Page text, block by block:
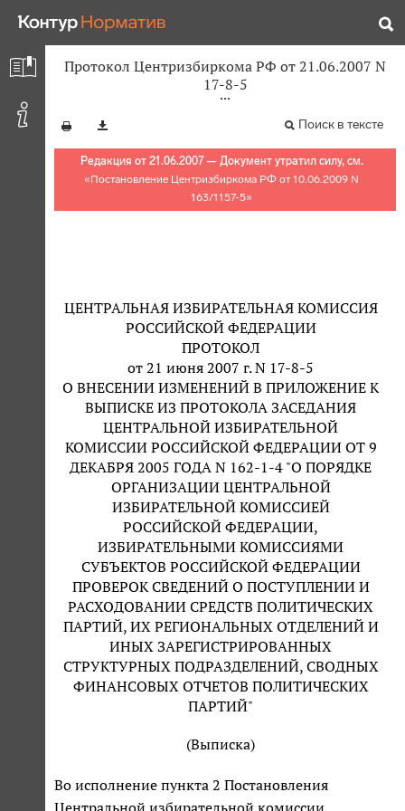
Протокол Центризбиркома РФ от 21.06.2007 N
17-8-5
Поиск в тексте
Редакция от 21.06.2007 — Документ утратил силу, см.
«Постановление Центризбиркома РФ от 10.06.2009 N
163/1157-5»
ЦЕНТРАЛЬНАЯ ИЗБИРАТЕЛЬНАЯ КОМИССИЯ
РОССИЙСКОЙ ФЕДЕРАЦИИ
ПРОТОКОЛ
от 21 июня 2007 г. N 17-8-5
О ВНЕСЕНИИ ИЗМЕНЕНИЙ В ПРИЛОЖЕНИЕ К
ВЫПИСКЕ ИЗ ПРОТОКОЛА ЗАСЕДАНИЯ
ЦЕНТРАЛЬНОЙ ИЗБИРАТЕЛЬНОЙ
КОМИССИИ РОССИЙСКОЙ ФЕДЕРАЦИИ ОТ 9
ДЕКАБРЯ 2005 ГОДА N 162-1-4 "О ПОРЯДКЕ
ОРГАНИЗАЦИИ ЦЕНТРАЛЬНОЙ
ИЗБИРАТЕЛЬНОЙ КОМИССИЕЙ
РОССИЙСКОЙ ФЕДЕРАЦИИ,
ИЗБИРАТЕЛЬНЫМИ КОМИССИЯМИ
СУБЪЕКТОВ РОССИЙСКОЙ ФЕДЕРАЦИИ
ПРОВЕРОК СВЕДЕНИЙ О ПОСТУПЛЕНИИ И
РАСХОДОВАНИИ СРЕДСТВ ПОЛИТИЧЕСКИХ
ПАРТИЙ, ИХ РЕГИОНАЛЬНЫХ ОТДЕЛЕНИЙ И
ИНЫХ ЗАРЕГИСТРИРОВАННЫХ
СТРУКТУРНЫХ ПОДРАЗДЕЛЕНИЙ, СВОДНЫХ
ФИНАНСОВЫХ ОТЧЕТОВ ПОЛИТИЧЕСКИХ
ПАРТИЙ"
(Выписка)
Во исполнение пункта 2 Постановления
Центральной избирательной комиссии